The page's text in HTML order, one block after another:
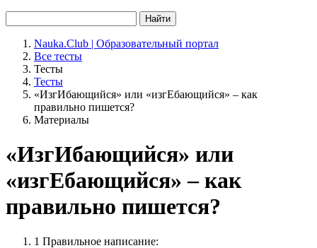
Найти
Nauka.Club | Образовательный портал
Все тесты
Тесты
Тесты
«ИзгИбающийся» или «изгЕбающийся» – как
правильно пишется?
Материалы
«ИзгИбающийся» или
«изгЕбающийся» – как
правильно пишется?
1 Правильное написание: